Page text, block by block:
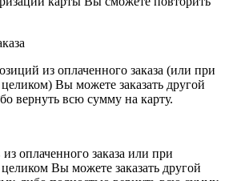
из оплаченного заказа (или при
Вы можете заказать другой
вернуть всю сумму на карту.
оплаченного заказа или при
Вы можете заказать другой